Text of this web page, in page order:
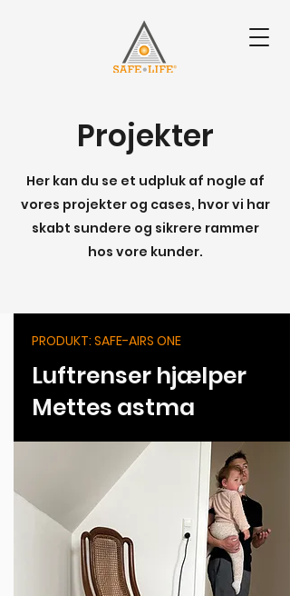
Projekter
Her kan du se et udpluk af nogle af
vores projekter og cases, hvor vi har
skabt sundere og sikrere rammer
hos vore kunder.
PRODUKT: SAFE-AIRS ONE
Luftrenser hjælper
Mettes astma